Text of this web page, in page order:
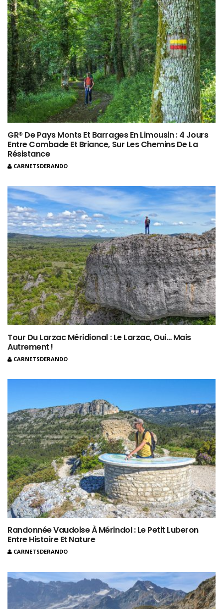
GR® De Pays Monts Et Barrages En Limousin : 4 Jours
Entre Combade Et Briance, Sur Les Chemins De La
Résistance
CARNETSDERANDO
Tour Du Larzac Méridional : Le Larzac, Oui… Mais
Autrement !
CARNETSDERANDO
Randonnée Vaudoise À Mérindol : Le Petit Luberon
Entre Histoire Et Nature
CARNETSDERANDO